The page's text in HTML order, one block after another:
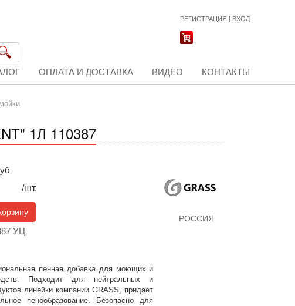
РЕГИСТРАЦИЯ | ВХОД
ОПЛАТА И ДОСТАВКА ВИДЕО КОНТАКТЫ
1Л 110387
/шт.
УЦ
пенная добавка для моющих и
Подходит для нейтральных и
линейки компании GRASS, придает
пенообразование. Безопасно для
РОССИЯ